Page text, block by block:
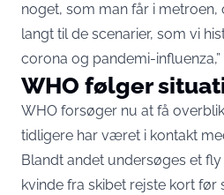
noget, som man får i
langt til de scenarier, som vi
corona og pandemi-influenza,”
WHO følger
WHO forsøger nu at få
tidligere har været i kontakt
Blandt andet undersøges et
kvinde fra skibet rejste kort før